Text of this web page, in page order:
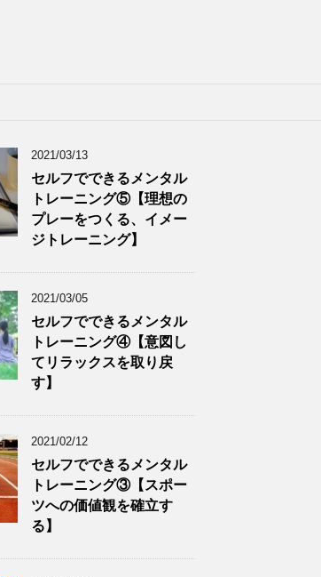
2021/03/13
セルフでできるメンタル
トレーニング⑤【理想の
プレーをつくる、イメー
ジトレーニング】
2021/03/05
セルフでできるメンタル
トレーニング④【意図し
てリラックスを取り戻
す】
2021/02/12
セルフでできるメンタル
トレーニング③【スポー
ツへの価値観を確立す
る】